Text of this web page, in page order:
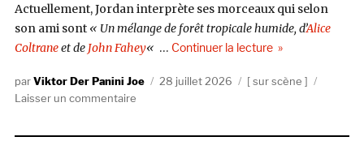
Actuellement, Jordan interprète ses morceaux qui selon
son ami sont « Un mélange de forêt tropicale humide, d’Alice
Coltraneet de John Fahey« … Continuer la lecturede « Souterrain
AuteurViktor Der Panini Joe
Publié
28 juillet 2026 Catégories
sur scène
Laisser un commentairesur